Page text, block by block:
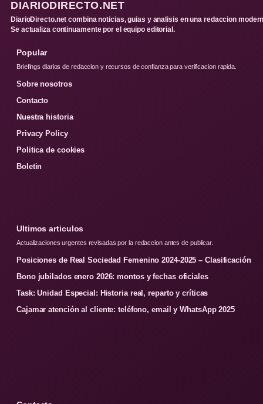
DIARIODIRECTO.NET
DiarioDirecto.net combina noticias, guias y analisis en una redaccion
Se actualiza continuamente por el equipo editorial.
Popular
Briefings diarios de redaccion y recursos de confianza para verificacion rapida.
Sobre nosotros
Contacto
Nuestra historia
Privacy Policy
Politica de cookies
Boletin
Ultimos articulos
Actualizaciones urgentes revisadas por la redaccion antes de publicar.
Posiciones de Real Sociedad Femenino 2024-2025 – Clasificación
Bono jubilados enero 2026: montos y fechas oficiales
Task: Unidad Especial: Historia real, reparto y críticas
Cajamar atención al cliente: teléfono, email y WhatsApp 2025